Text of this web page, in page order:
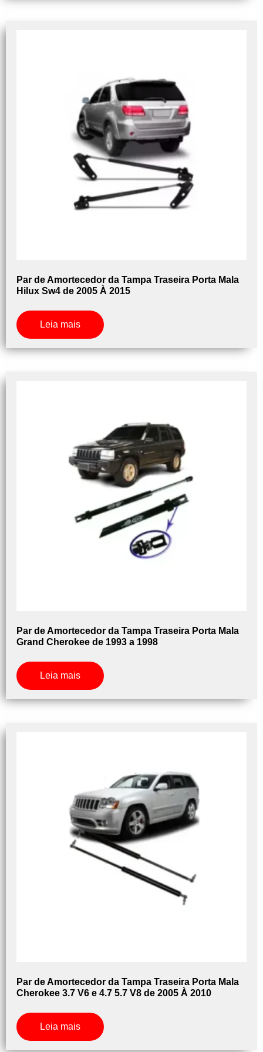
Par de Amortecedor da Tampa Traseira Porta Mala
Hilux Sw4 de 2005 À 2015
Leia mais
Par de Amortecedor da Tampa Traseira Porta Mala
Grand Cherokee de 1993 a 1998
Leia mais
Par de Amortecedor da Tampa Traseira Porta Mala
Cherokee 3.7 V6 e 4.7 5.7 V8 de 2005 À 2010
Leia mais